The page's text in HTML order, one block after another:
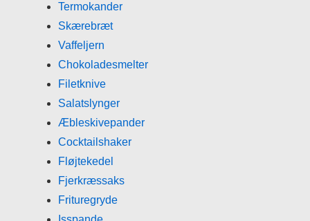
Termokander
Skærebræt
Vaffeljern
Chokoladesmelter
Filetknive
Salatslynger
Æbleskivepander
Cocktailshaker
Fløjtekedel
Fjerkræssaks
Frituregryde